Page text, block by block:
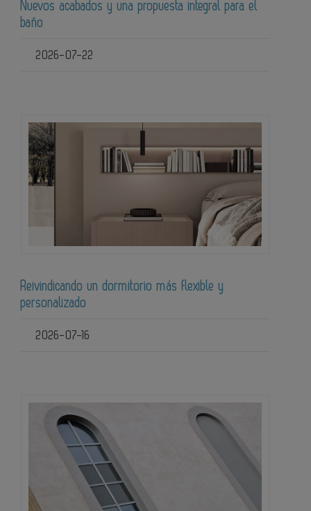
Nuevos acabados y una propuesta integral para el
baño
2026-07-22
Reivindicando un dormitorio más flexible y
personalizado
2026-07-16